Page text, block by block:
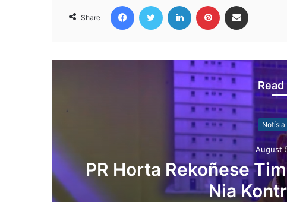
Share
Notísia
August
PR Horta Rekoñese
Nia